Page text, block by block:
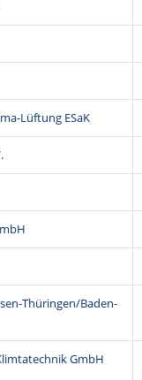
Lüftung ESaK
Thüringen/Baden-
GmbH